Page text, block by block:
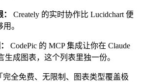
Creately 的实时协作比 Lucidchart 便
。
CodePic 的 MCP 集成让你在 Claude
生成图表，这个列表里独一份。
完全免费、无限制、图表类型覆盖极